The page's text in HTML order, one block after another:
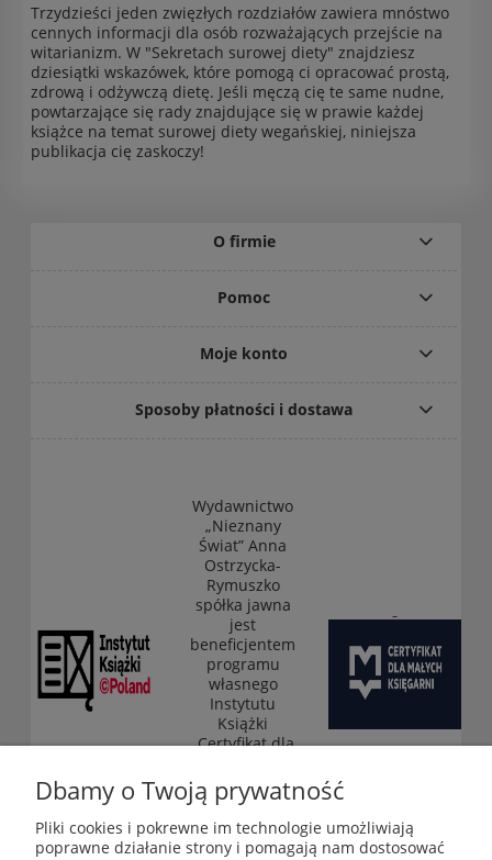
Trzydzieści jeden zwięzłych rozdziałów zawiera mnóstwo
cennych informacji dla osób rozważających przejście na
witarianizm. W "Sekretach surowej diety" znajdziesz
dziesiątki wskazówek, które pomogą ci opracować prostą,
zdrową i odżywczą dietę. Jeśli męczą cię te same nudne,
powtarzające się rady znajdujące się w prawie każdej
książce na temat surowej diety wegańskiej, niniejsza
publikacja cię zaskoczy!
O firmie
Pomoc
Moje konto
Sposoby płatności i dostawa
Wydawnictwo
„Nieznany
Świat” Anna
Ostrzycka-
Rymuszko
spółka jawna
jest
beneficjentem
programu
własnego
Instytutu
Książki
„Certyfikat dla
księgarni”
(edycja 2025-
2026)
Dbamy o Twoją prywatność
Pliki cookies i pokrewne im technologie umożliwiają
poprawne działanie strony i pomagają nam dostosować